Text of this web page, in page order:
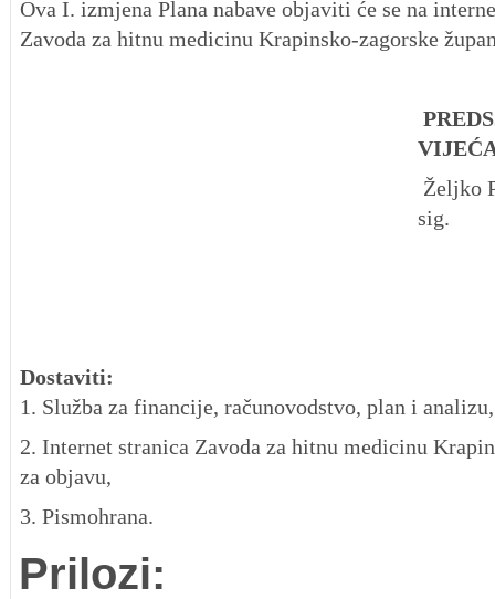
Ova I. izmjena Plana nabave objaviti će se na
Zavoda za hitnu medicinu Krapinsko-zagorske
Željko
sig.
Dostaviti:
1. Služba za financije, računovodstvo, plan i
2. Internet stranica Zavoda za hitnu medicinu
za objavu,
3. Pismohrana.
Prilozi: